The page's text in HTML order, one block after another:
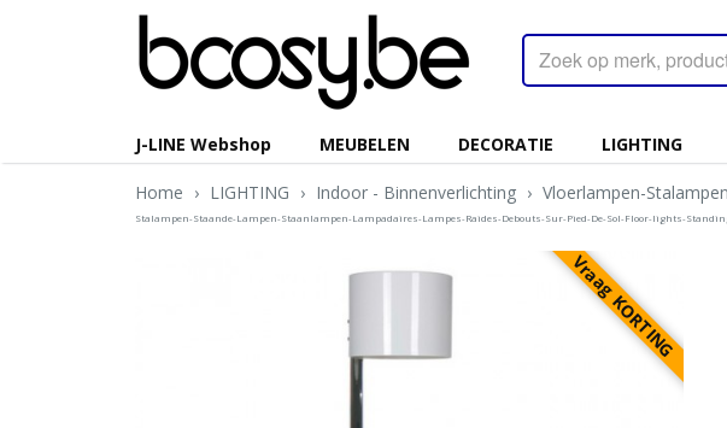
J-LINE Webshop MEUBELEN DECORATIE LIGHTING
Home › LIGHTING › Indoor - Binnenverlichting › Vloerlampen-Stalampen
Stalampen-Staande-Lampen-Staanlampen-Lampadaires-Lampes-Raides-Debouts-Sur-Pied-De-Sol-Floor-lights-
Vraag KORTING